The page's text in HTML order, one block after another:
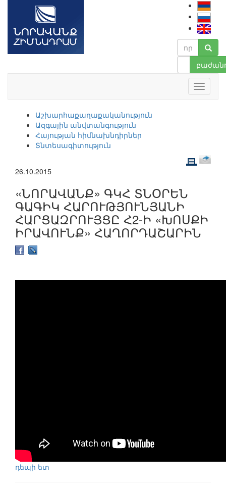
Աշխարհաքաղաքականություն
Ազգային անվտանգություն
Հայության հիմնախնդիրներ
Տնտեսագիտություն
26.10.2015
«ՆՈՐԱՎԱՆՔ» ԳԿՀ ՏՆՕՐԵՆ
ԳԱԳԻԿ ՀԱՐՈՒԹՅՈՒՆՅԱՆԻ
ՀԱՐՑԱԶՐՈՒՅՑԸ Հ2-Ի «ԽՈՍՔԻ
ԻՐԱՎՈՒՆՔ» ՀԱՂՈՐԴԱՇԱՐԻՆ
դեպի ետ